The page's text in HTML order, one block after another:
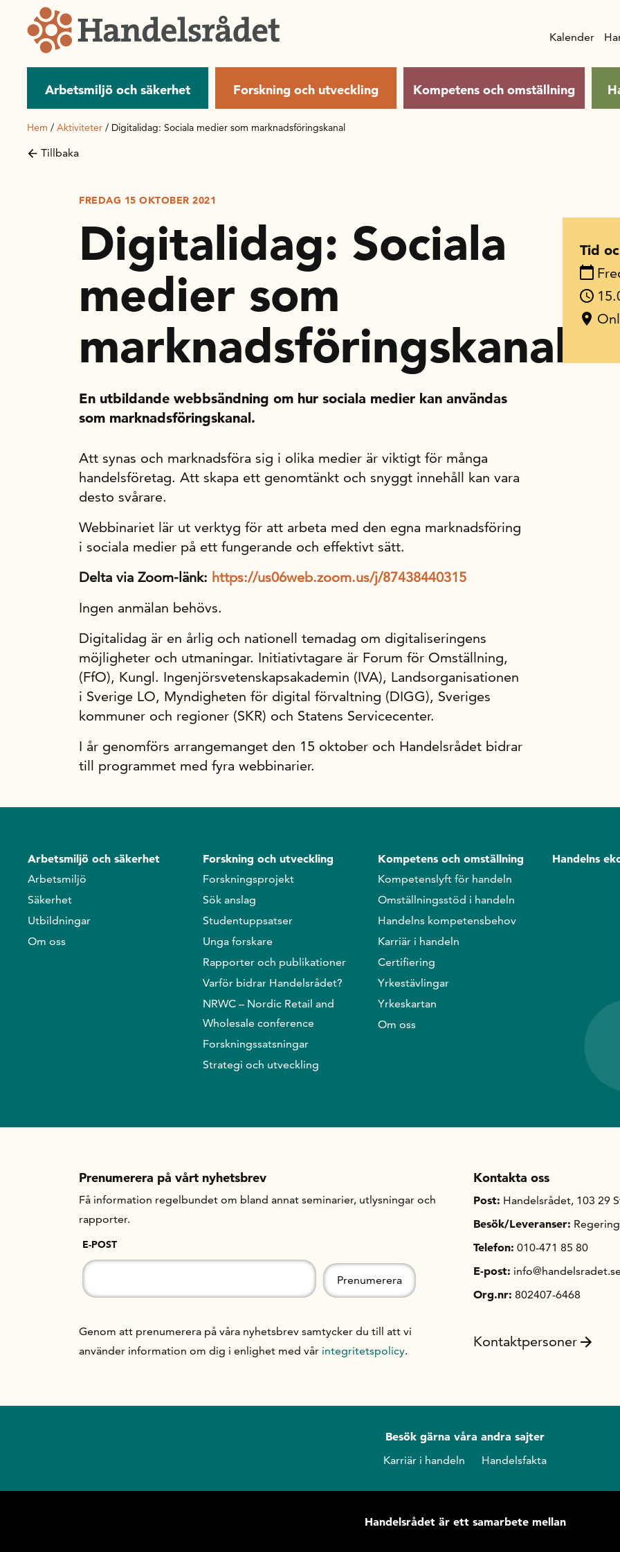
Arbetsmiljö och säkerhet Forskning och utveckling Kompetens och omställning
Kalender
Hem / Aktiviteter / Digitalidag: Sociala medier som marknadsföringskanal
Tillbaka
FREDAG 15 OKTOBER 2021
Digitalidag: Sociala
medier som
marknadsföringskanal
En utbildande webbsändning om hur sociala medier kan användas
som marknadsföringskanal.
Att synas och marknadsföra sig i olika medier är viktigt för många
handelsföretag. Att skapa ett genomtänkt och snyggt innehåll kan vara
desto svårare.
Webbinariet lär ut verktyg för att arbeta med den egna marknadsföring
i sociala medier på ett fungerande och effektivt sätt.
Delta via Zoom-länk: https://us06web.zoom.us/j/87438440315
Ingen anmälan behövs.
Digitalidag är en årlig och nationell temadag om digitaliseringens
möjligheter och utmaningar. Initiativtagare är Forum för Omställning,
(FfO), Kungl. Ingenjörsvetenskapsakademin (IVA), Landsorganisationen
i Sverige LO, Myndigheten för digital förvaltning (DIGG), Sveriges
kommuner och regioner (SKR) och Statens Servicecenter.
I år genomförs arrangemanget den 15 oktober och Handelsrådet bidrar
till programmet med fyra webbinarier.
Tid
Arbetsmiljö och säkerhet
Arbetsmiljö
Säkerhet
Utbildningar
Om oss
Forskning och utveckling
Forskningsprojekt
Sök anslag
Studentuppsatser
Unga forskare
Rapporter och publikationer
Varför bidrar Handelsrådet?
NRWC – Nordic Retail and
Wholesale conference
Forskningssatsningar
Strategi och utveckling
Kompetens och omställning
Kompetenslyft för handeln
Omställningsstöd i handeln
Handelns kompetensbehov
Karriär i handeln
Certifiering
Yrkestävlingar
Yrkeskartan
Om oss
Handelns
Prenumerera på vårt nyhetsbrev
Få information regelbundet om bland annat seminarier, utlysningar och
rapporter.
E-POST
Genom att prenumerera på våra nyhetsbrev samtycker du till att vi
använder information om dig i enlighet med vår integritetspolicy.
Kontakta oss
Post: Handelsrådet, 103 29
Besök/Leveranser:
Telefon: 010-471 85 80
E-post:
Org.nr: 802407-6468
Kontaktpersoner
Besök gärna våra andra sajter
Karriär i handeln Handelsfakta
Handelsrådet är ett samarbete mellan